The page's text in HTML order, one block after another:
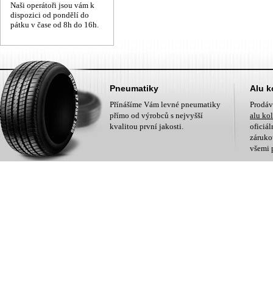
Naši operátoři jsou vám k
dispozici od pondělí do
pátku v čase od 8h do 16h.
Pneumatiky
Přínášíme Vám levné pneumatiky
přímo od výrobců s nejvyšší
kvalitou první jakosti.
Alu
alu
všemi